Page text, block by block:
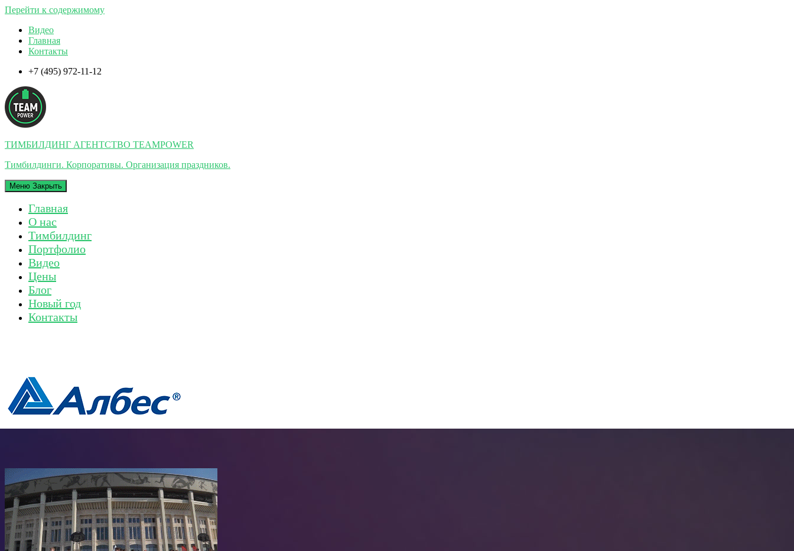
Перейти к содержимому
Видео
Главная
Контакты
+7 (495) 972-11-12
ТИМБИЛДИНГ АГЕНТСТВО TEAMPOWER
Тимбилдинги. Корпоративы. Организация праздников.
Меню Закрыть
Главная
О нас
Тимбилдинг
Портфолио
Видео
Цены
Блог
Новый год
Контакты